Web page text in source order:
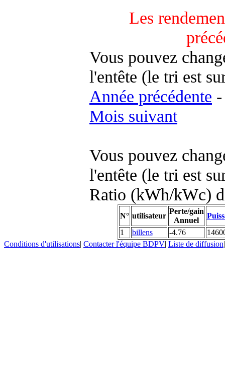
Les
Vous pouvez
l'entête (le tri est
Année précédente -
Mois suivant
Vous pouvez
l'entête (le tri est
Ratio (kWh/kWc)
N° utilisateur
Perte/gain
Annuel
1
billens -4.76
Conditions d'utilisations| Contacter l'équipe BDPV| Liste de diffusion